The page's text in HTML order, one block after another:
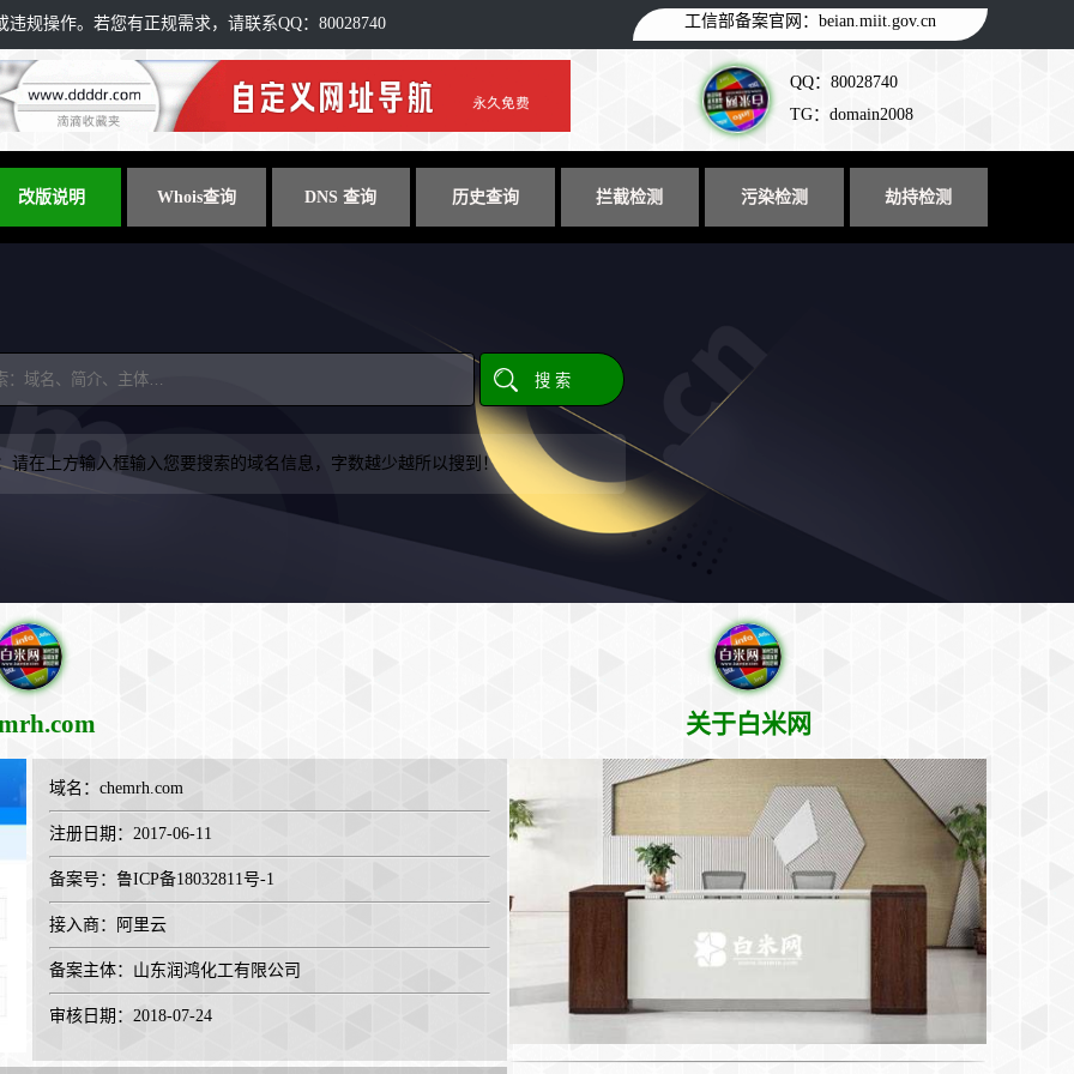
规操作。若您有正规需求，请联系QQ：80028740 工信部备案官网： beian.miit.gov.cn
QQ：80028740
TG：domain2008
改版说明 Whois查询 DNS 查询 历史查询 拦截检测 污染检测 劫持检测
请在上方输入框输入您要搜索的域名信息，字数越少越所以搜到！
域名： chemrh.com
注册日期：2017-06-11
备案号：鲁ICP备18032811号-1
接入商： 阿里云
备案主体：山东润鸿化工有限公司
审核日期：2018-07-24
关于白米网